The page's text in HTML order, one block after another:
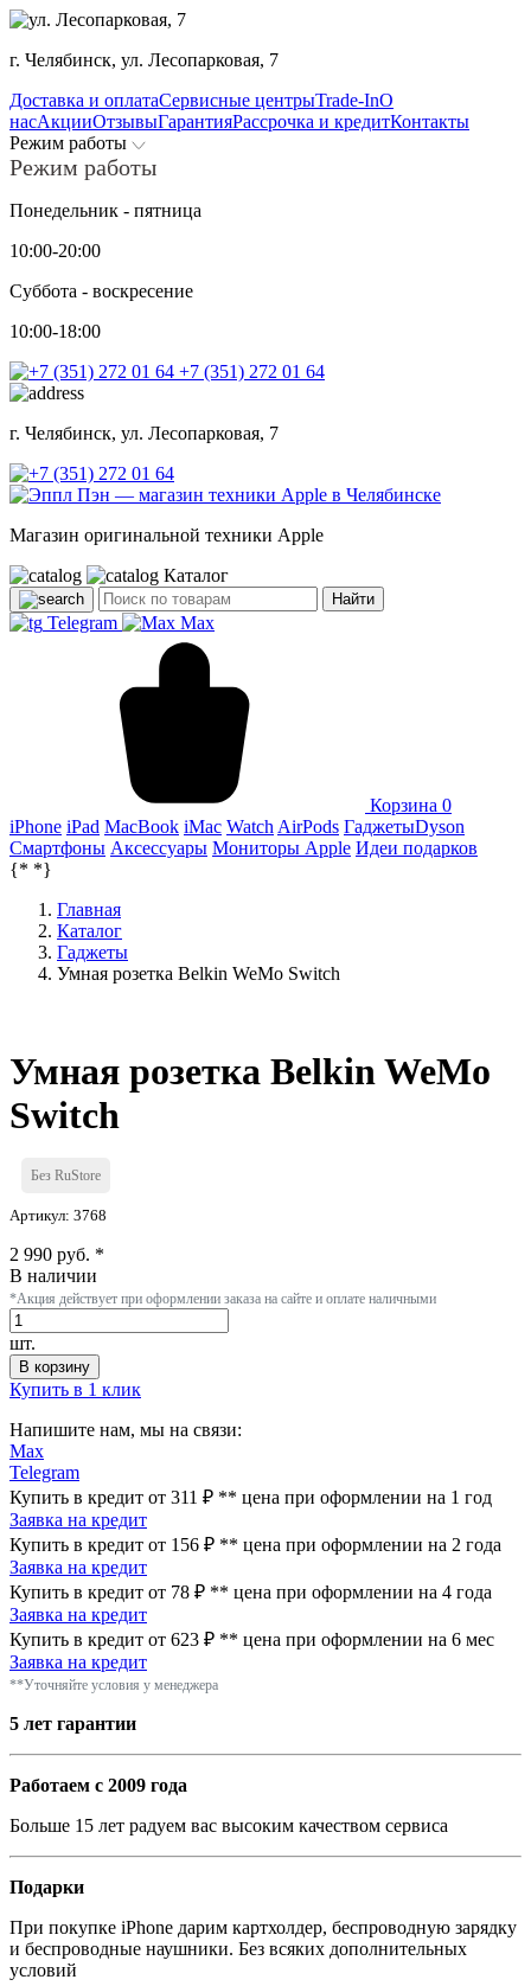
г. Челябинск, ул. Лесопарковая, 7
Доставка и оплатаСервисные центрыTrade-InО
насАкцииОтзывыГарантияРассрочка и кредитКонтакты
Режим работы
Режим работы
Понедельник - пятница
10:00-20:00
Суббота - воскресение
10:00-18:00
+7 (351) 272 01 64
г. Челябинск, ул. Лесопарковая, 7
Магазин оригинальной техники Apple
Каталог
Найти
Telegram Max
Корзина 0
iPhone iPad MacBook iMac Watch AirPods ГаджетыDyson
Смартфоны Аксессуары Мониторы Apple Идеи подарков
{* *}
Главная
Каталог
Гаджеты
Умная розетка Belkin WeMo Switch
Умная розетка Belkin WeMo
Switch
Без RuStore
Артикул: 3768
2 990 руб. *
В наличии
*Акция действует при оформлении заказа на сайте и оплате наличными
шт.
В корзину
Купить в 1 клик
Напишите нам, мы на связи:
Max
Telegram
Купить в кредит от 311 ₽ ** цена при оформлении на 1 год
Заявка на кредит
Купить в кредит от 156 ₽ ** цена при оформлении на 2 года
Заявка на кредит
Купить в кредит от 78 ₽ ** цена при оформлении на 4 года
Заявка на кредит
Купить в кредит от 623 ₽ ** цена при оформлении на 6 мес
Заявка на кредит
**Уточняйте условия у менеджера
5 лет гарантии
Работаем с 2009 года
Больше 15 лет радуем вас высоким качеством сервиса
Подарки
При покупке iPhone дарим картхолдер, беспроводную зарядку
и беспроводные наушники. Без всяких дополнительных
условий